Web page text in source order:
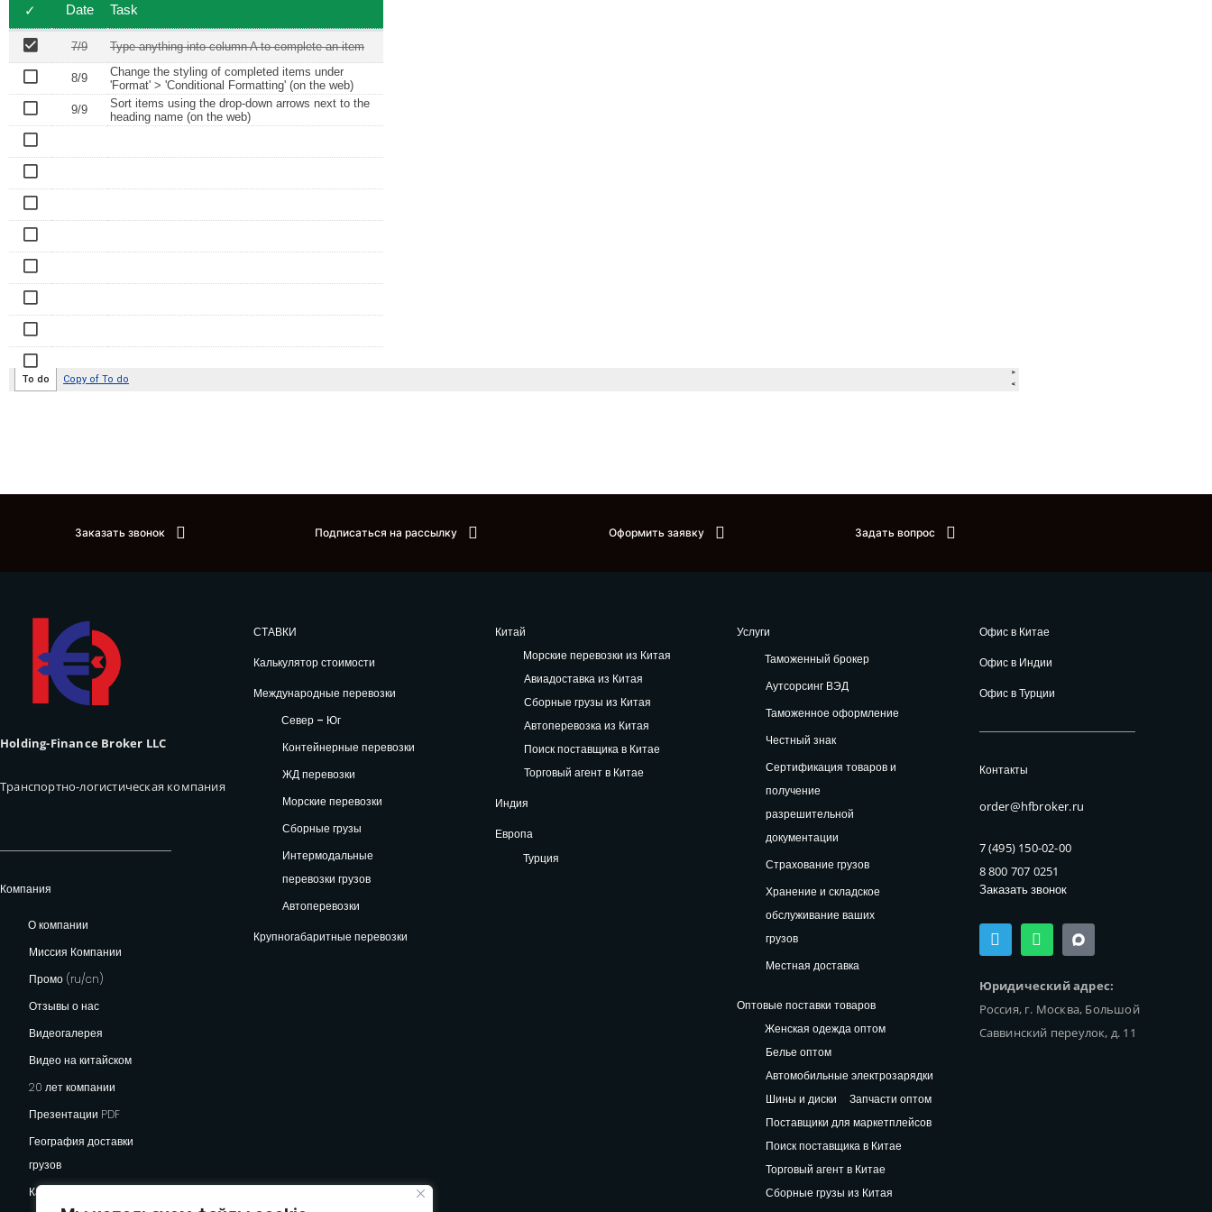
Заказать звонок Подписаться на рассылку Оформить заявку Задать вопрос
Holding-Finance Broker LLC
Транспортно-логистическая компания
Компания
О компании
Миссия Компании
Промо (ru/cn)
Отзывы о нас
Видеогалерея
Видео на китайском
20 лет компании
Презентации PDF
География доставки
грузов
Карьера
СТАВКИ
Калькулятор стоимости
Международные перевозки
Север – Юг
Контейнерные перевозки
ЖД перевозки
Морские перевозки
Сборные грузы
Интермодальные
перевозки грузов
Автоперевозки
Крупногабаритные перевозки
Китай
Морские перевозки из Китая
Авиадоставка из Китая
Сборные грузы из Китая
Автоперевозка из Китая
Поиск поставщика в Китае
Торговый агент в Китае
Индия
Европа
Турция
Услуги
Таможенный брокер
Аутсорсинг ВЭД
Таможенное оформление
Честный знак
Сертификация товаров и
получение
разрешительной
документации
Страхование грузов
Хранение и складское
обслуживание ваших
грузов
Местная доставка
Оптовые поставки товаров
Женская одежда оптом
Белье оптом
Автомобильные электрозарядки
Шины и диски
Запчасти оптом
Поставщики для маркетплейсов
Поиск поставщика в Китае
Торговый агент в Китае
Сборные грузы из Китая
Офис в Китае
Офис в Индии
Офис в Турции
Контакты
order@hfbroker.ru
7 (495) 150-02-00
8 800 707 0251
Заказать звонок
T
e
g
r
a
W
h
s
a
p
Юридический адрес:
Россия, г. Москва, Большой
Саввинский переулок, д. 11